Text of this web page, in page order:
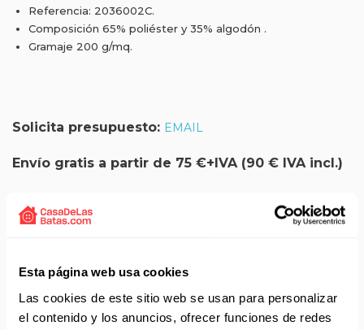
Esta página web usa cookies
Las cookies de este sitio web se usan para personalizar
el contenido y los anuncios, ofrecer funciones de redes
Referencia: 2036002C.
Composición 65% poliéster y 35% algodón .
Gramaje 200 g/mq.
Solicita presupuesto: EMAIL
Envío gratis a partir de 75 €+IVA (90 € IVA incl.)
Canarias, Baleares, Ceuta y Melilla.
No realizamos envíos del 10 al 21 de agosto.
Reanudamos envíos el día 24 de agosto para productos
con disponibilidad 24/48 horas.